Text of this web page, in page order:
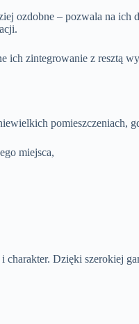
ozdobne – pozwala na ich
zintegrowanie z resztą
pomieszczeniach,
miejsca,
Dzięki szerokiej